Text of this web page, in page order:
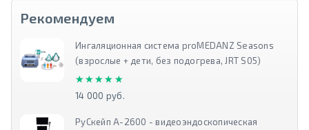
Рекомендуем
Ингаляционная система proMEDANZ Seasons
(взрослые + дети, без подогрева, JRT S05)
★★★★★
★★★★★
14 000 руб.
РуСкейп А-2600 - видеоэндоскопическая